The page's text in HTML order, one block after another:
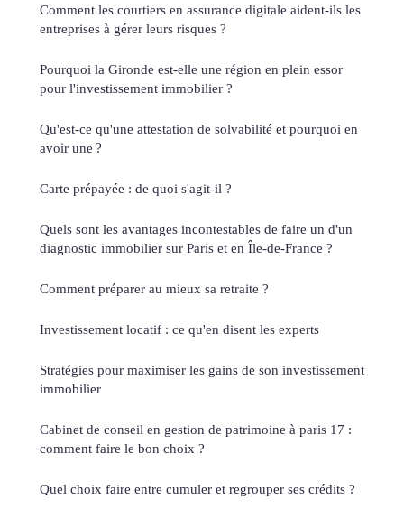
Comment les courtiers en assurance digitale aident-ils les
entreprises à gérer leurs risques ?
Pourquoi la Gironde est-elle une région en plein essor
pour l'investissement immobilier ?
Qu'est-ce qu'une attestation de solvabilité et pourquoi en
avoir une ?
Carte prépayée : de quoi s'agit-il ?
Quels sont les avantages incontestables de faire un d'un
diagnostic immobilier sur Paris et en Île-de-France ?
Comment préparer au mieux sa retraite ?
Investissement locatif : ce qu'en disent les experts
Stratégies pour maximiser les gains de son investissement
immobilier
Cabinet de conseil en gestion de patrimoine à paris 17 :
comment faire le bon choix ?
Quel choix faire entre cumuler et regrouper ses crédits ?